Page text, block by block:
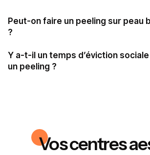
Peut-on faire un peeling sur peau
?
Y a-t-il un temps d’éviction
un peeling ?
Vos centres